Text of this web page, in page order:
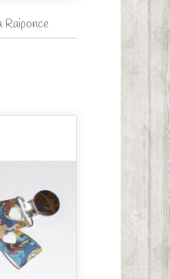
Raiponce